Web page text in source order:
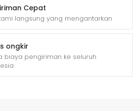
Cepat
langsung yang mengantarkan
ongkir
biaya pengiriman ke seluruh